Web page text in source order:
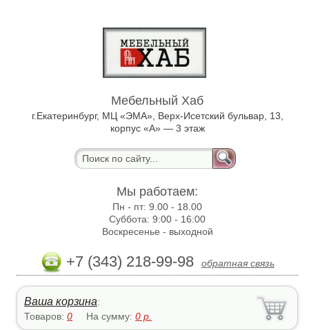
Мебельный Хаб
г.Екатеринбург, МЦ «ЭМА», Верх-Исетский бульвар, 13,
корпус «А» — 3 этаж
Мы работаем:
Пн - пт:9.00 - 18.00
Суббота:9:00 - 16:00
Воскресенье - выходной
+7 (343) 218-99-98 обратная связь
Ваша корзина:
Товаров:0 На сумму:0 р.